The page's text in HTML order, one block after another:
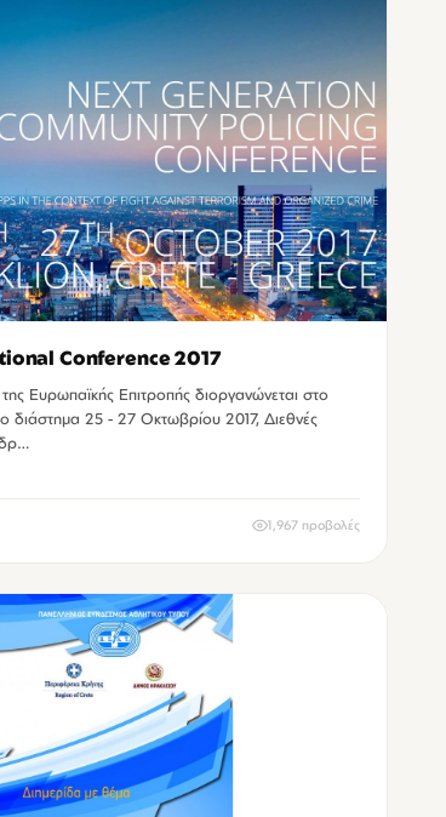
Conference 2017
Ευρωπαϊκής Επιτροπής διοργανώνεται στο
διάστημα 25 - 27 Οκτωβρίου 2017, Διεθνές
1,967 προβολές